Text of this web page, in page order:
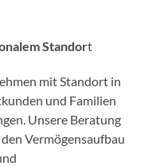
Standort
mit Standort in
und Familien
Unsere Beratung
Vermögensaufbau